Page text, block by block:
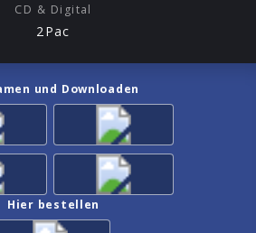
CD & Digital
2Pac
und Downloaden
Hier bestellen